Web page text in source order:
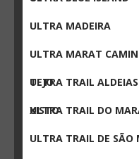
ULTRA MADEIRA
ULTRA MARAT
TEJO
ULTRA TRAIL
XISTO
ULTRA TRAIL DO
ULTRA TRAIL DE SÃO